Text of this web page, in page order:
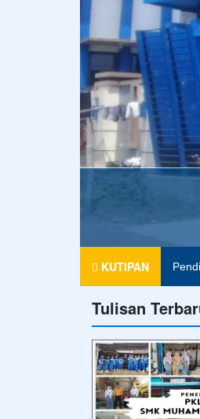
Foto Terbaru
Apel Pagi
Merupakan